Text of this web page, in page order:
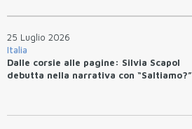
25 Luglio 2026
Italia
Dalle corsie alle pagine: Silvia Scapol
debutta nella narrativa con “Saltiamo?”